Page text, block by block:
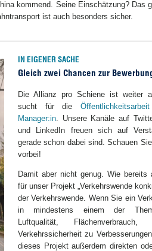
kommend. Seine Einschätzung? Das
ist auch besonders sicher.
IN EIGENER SACHE
Gleich zwei Chancen zur
Die Allianz pro Schiene ist weiter
sucht für die
Manager:in. Unsere Kanäle auf
und LinkedIn freuen sich auf
gerade schon dabei sind. Schauen
vorbei!
Damit aber nicht genug. Wie bereits
für unser Projekt „Verkehrswende
der Verkehrswende. Wenn Sie ein
in mindestens einem der
Luftqualität, Flächenverbrauch,
Verkehrssicherheit zu
dieses Projekt außerdem direkten